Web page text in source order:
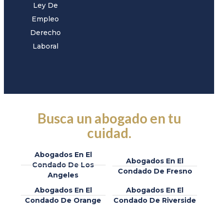
Ley De
Empleo
Derecho
Laboral
Busca un abogado en tu
cuidad.
Abogados En El
Condado De Los
Angeles
Abogados En El
Condado De Fresno
Abogados En El
Condado De Orange
Abogados En El
Condado De Riverside